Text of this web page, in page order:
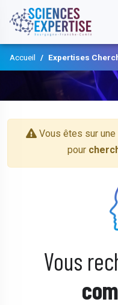
Accueil Expertises
Vous êtes sur
pour
Vous